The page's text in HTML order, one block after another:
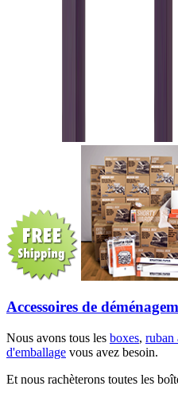
Accessoires de
Nous avons tous les boxes, ruban
d'emballage vous avez besoin.
Et nous rachèterons toutes les